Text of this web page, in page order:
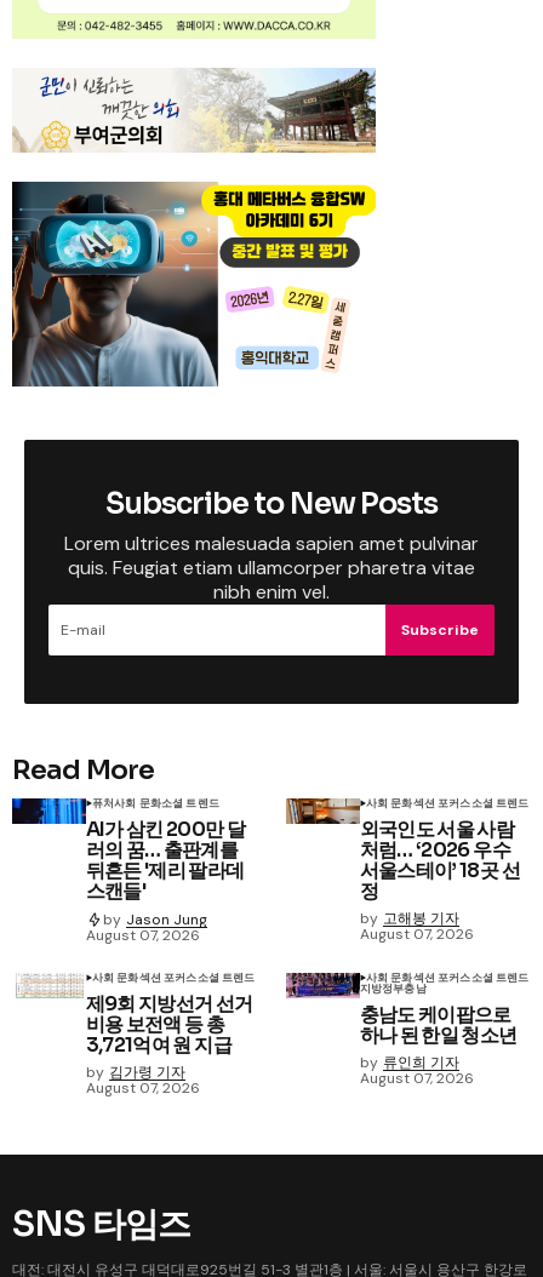
Subscribe to New Posts
Lorem ultrices malesuada sapien amet pulvinar
quis. Feugiat etiam ullamcorper pharetra vitae
nibh enim vel.
Subscribe
Read More
퓨처사회 문화소셜 트렌드
AI가 삼킨 200만 달
러의 꿈… 출판계를
뒤흔든 '제리 팔라데
스캔들'
by Jason Jung
August 07, 2026
사회 문화섹션 포커스소셜 트렌드
외국인도 서울 사람
처럼… ‘2026 우수
서울스테이’ 18곳 선
정
by 고해봉 기자
August 07, 2026
사회 문화섹션 포커스소셜 트렌드
제9회 지방선거 선거
비용 보전액 등 총
3,721억여 원 지급
by 김가령 기자
August 07, 2026
사회 문화섹션 포커스소셜 트렌드
지방정부충남
충남도 케이팝으로
하나 된 한일 청소년
by 류인희 기자
August 07, 2026
SNS 타임즈
대전: 대전시 유성구 대덕대로925번길 51-3 별관1층 | 서울: 서울시 용산구 한강로